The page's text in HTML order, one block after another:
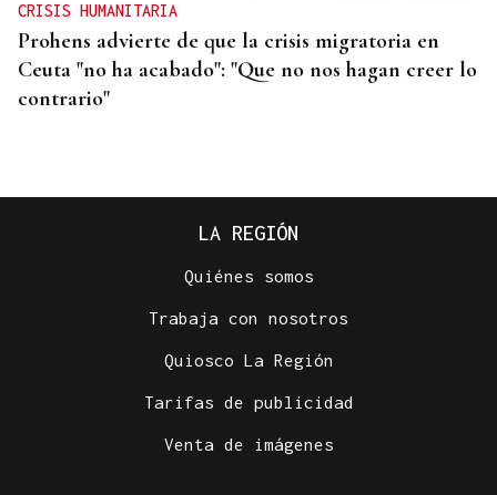
CRISIS HUMANITARIA
Prohens advierte de que la crisis migratoria en
Ceuta "no ha acabado": "Que no nos hagan creer lo
contrario"
La UE lanza una campaña de ahorro energético
LA REGIÓN
Quiénes somos
Trabaja con nosotros
Quiosco La Región
Tarifas de publicidad
Venta de imágenes